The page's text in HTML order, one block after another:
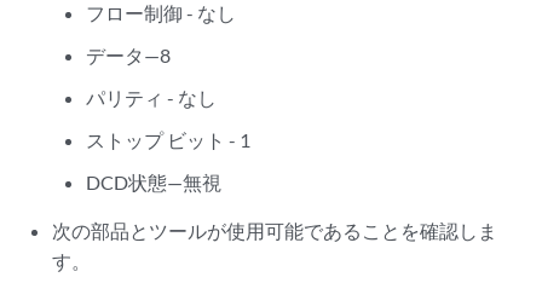
フロー制御 - なし
データ—8
パリティ - なし
ストップ ビット - 1
DCD状態—無視
次の部品とツールが使用可能であることを確認しま
す。